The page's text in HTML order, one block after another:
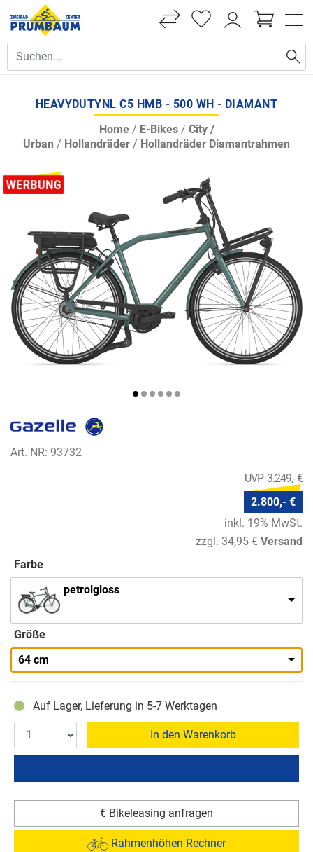
HEAVYDUTYNL C5 HMB - 500 WH - DIAMANT
Home/ E-Bikes/ City /
Urban / Hollandräder / Hollandräder Diamantrahmen
Art. NR: 93732
3.249,- €
2.800,- €
inkl. 19% MwSt.
zzgl. 34,95 € Versand
Farbe
petrolgloss
Größe
64 cm
Auf Lager, Lieferung in 5-7 Werktagen
In den Warenkorb
€ Bikeleasing anfragen
Rahmenhöhen Rechner